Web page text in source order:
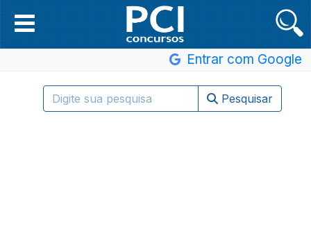
Entrar com Google
Pesquisar